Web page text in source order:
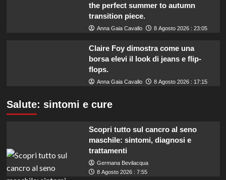
the perfect summer to autumn
transition piece.
Anna Gaia Cavallo 8 Agosto 2026 : 23:05
Claire Foy dimostra come una
borsa elevi il look di jeans e flip-
flops.
Anna Gaia Cavallo 8 Agosto 2026 : 17:15
Salute: sintomi e cure
Scopri tutto sul cancro al seno
maschile: sintomi, diagnosi e
trattamenti
Germana Bevilacqua
8 Agosto 2026 : 7:55